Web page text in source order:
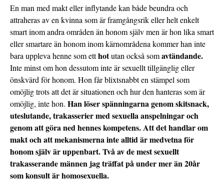
En man med makt eller inflytande kan både beundra och
attraheras av en kvinna som är framgångsrik eller helt enkelt
smart inom andra områden än honom själv men är hon lika smart
eller smartare än honom inom kärnområdena kommer han inte
bara uppleva henne som etthotutan också somavtändande.
Inte minst om hon dessutom inte är sexuellt tillgänglig eller
önskvärd för honom. Hon får blixtsnabbt en stämpel som
omöjlig trots att det är situationen och hur den hanteras som är
omöjlig, inte hon. Han löser spänningarna genom skitsnack,
uteslutande, trakasserier med sexuella anspelningar och
genom att göra ned hennes kompetens. Att det handlar om
makt och att mekanismerna inte alltid är medvetna för
honom själv är uppenbart. Två av de mest sexuellt
trakasserande männen jag träffat på under mer än 20år
som konsult är homosexuella.